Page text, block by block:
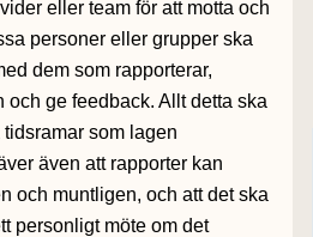
eller team för att motta och
personer eller grupper ska
dem som rapporterar,
och ge feedback. Allt detta ska
som lagen
även att rapporter kan
och muntligen, och att det ska
personligt möte om det